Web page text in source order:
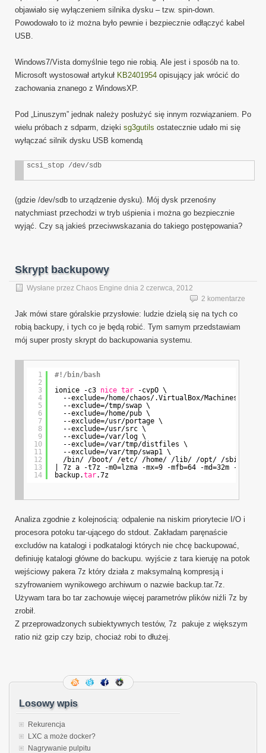
objawiało się wyłączeniem silnika dysku – tzw. spin-down.
Powodowało to iż można było pewnie i bezpiecznie odłączyć kabel
USB.
Windows7/Vista domyślnie tego nie robią. Ale jest i sposób na to.
Microsoft wystosował artykuł KB2401954 opisujący jak wrócić do
zachowania znanego z WindowsXP.
Pod „Linuszym” jednak należy posłużyć się innym rozwiązaniem. Po
wielu próbach z sdparm, dzięki sg3gutils ostatecznie udało mi się
wyłączać silnik dysku USB komendą
scsi_stop /dev/sdb
(gdzie /dev/sdb to urządzenie dysku). Mój dysk przenośny
natychmiast przechodzi w tryb uśpienia i można go bezpiecznie
wyjąć. Czy są jakieś przeciwwskazania do takiego postępowania?
Skrypt backupowy
Wysłane przez Chaos Engine dnia 2 czerwca, 2012
2 komentarze
Jak mówi stare góralskie przysłowie: ludzie dzielą się na tych co
robią backupy, i tych co je będą robić. Tym samym przedstawiam
mój super prosty skrypt do backupowania systemu.
1
2
3
4
5
6
7
8
9
10
11
12
13
14
#!/bin/bash
ionice -c3 nice tar
-cvpO \
--exclude=/home/chaos/.VirtualBox/Machines
--exclude=/tmp/swap \
--exclude=/home/pub \
--exclude=/usr/portage \
--exclude=/usr/src \
--exclude=/var/log \
--exclude=/var/tmp/distfiles \
--exclude=/var/tmp/swap1 \
/bin/ /boot/ /etc/ /home/ /lib/ /opt/ /sbin/
| 7z a -t7z -m0=lzma -mx=9 -mfb=64 -md=32m -
backup.tar.7z
Analiza zgodnie z kolejnością: odpalenie na niskim priorytecie I/O i
procesora potoku tar-ującego do stdout. Zakładam paręnaście
excludów na katalogi i podkatalogi których nie chcę backupować,
definiuję katalogi główne do backupu. wyjście z tara kieruję na potok
wejściowy pakera 7z który działa z maksymalną kompresją i
szyfrowaniem wynikowego archiwum o nazwie backup.tar.7z.
Używam tara bo tar zachowuje więcej parametrów plików niźli 7z by
zrobił.
Z przeprowadzonych subiektywnych testów, 7z pakuje z większym
ratio niż gzip czy bzip, chociaż robi to dłużej.
Losowy wpis
Rekurencja
LXC a może docker?
Nagrywanie pulpitu